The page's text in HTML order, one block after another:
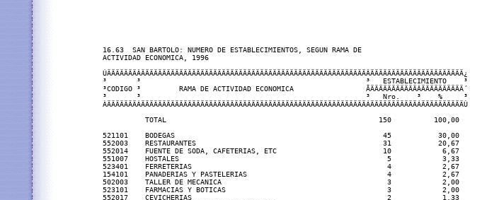
16.63  SAN BARTOLO: NUMERO DE ESTABLECIMIENTOS, SEGUN RAMA DE
ACTIVIDAD ECONOMICA, 1996
ÚÄÄÄÄÄÄÄÂÄÄÄÄÄÄÄÄÄÄÄÄÄÄÄÄÄÄÄÄÄÄÄÄÄÄÄÄÄÄÄÄÄÄÄÄÄÄÄÄÄÄÄÄÄÄÄÄÄÄÄÄÄÂÄÄÄÄÄÄÄÄÄÄÄÄÄÄÄÄÄÄÄÄÄÄ¿
³       ³                                                     ³   ESTABLECIMIENTO    ³
³CODIGO ³         RAMA DE ACTIVIDAD ECONOMICA                 ÃÄÄÄÄÄÄÄÄÄÄÄÂÄÄÄÄÄÄÄÄÄÄ´
³       ³                                                     ³   Nro.    ³    %     ³
ÀÄÄÄÄÄÄÄÁÄÄÄÄÄÄÄÄÄÄÄÄÄÄÄÄÄÄÄÄÄÄÄÄÄÄÄÄÄÄÄÄÄÄÄÄÄÄÄÄÄÄÄÄÄÄÄÄÄÄÄÄÄÁÄÄÄÄÄÄÄÄÄÄÄÁÄÄÄÄÄÄÄÄÄÄÙ
          TOTAL                                                  150          100,00
521101    BODEGAS                                                 45           30,00
552003    RESTAURANTES                                            31           20,67
552014    FUENTE DE SODA, CAFETERIAS, ETC                         10            6,67
551007    HOSTALES                                                 5            3,33
523401    FERRETERIAS                                              4            2,67
154101    PANADERIAS Y PASTELERIAS                                 4            2,67
502003    TALLER DE MECANICA                                       3            2,00
523101    FARMACIAS Y BOTICAS                                      3            2,00
552017    CEVICHERIAS                                              2            1,33